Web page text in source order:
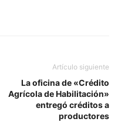
Artículo siguiente
La oficina de «Crédito
Agrícola de Habilitación»
entregó créditos a
productores